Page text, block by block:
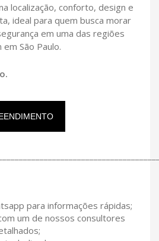
localização, conforto, design e
ideal para quem busca morar
em uma das regiões
São Paulo.
para informações rápidas;
um de nossos consultores